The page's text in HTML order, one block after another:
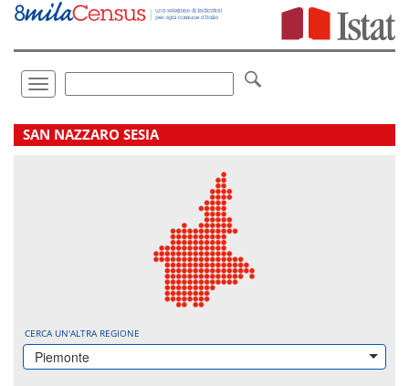
Vai
direttamente
Toggle
navigation
.
SAN NAZZARO SESIA
CERCA UN'ALTRA REGIONE
Piemonte